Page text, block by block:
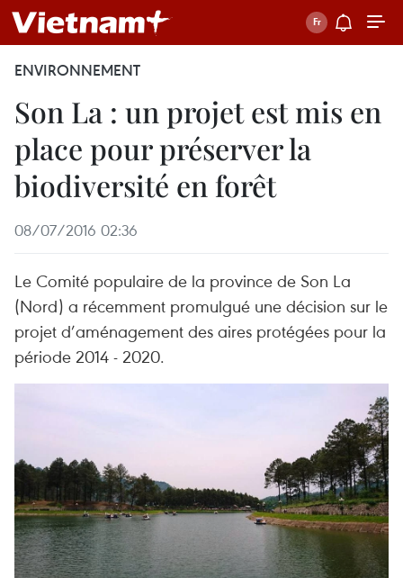
ENVIRONNEMENT
Son La : un projet est mis en
place pour préserver la
biodiversité en forêt
08/07/2016 02:36
Le Comité populaire de la province de Son La
(Nord) a récemment promulgué une décision sur le
projet d’aménagement des aires protégées pour la
période 2014 - 2020.